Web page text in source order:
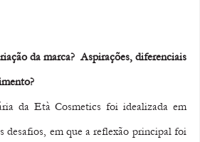
da Età Cosmetics foi idealizada em
desafios, em que a reflexão principal foi